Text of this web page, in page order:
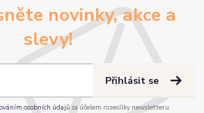
novinky, akce a
slevy!
Přihlásit se
osobních údajůza účelem rozesílky newsletteru.